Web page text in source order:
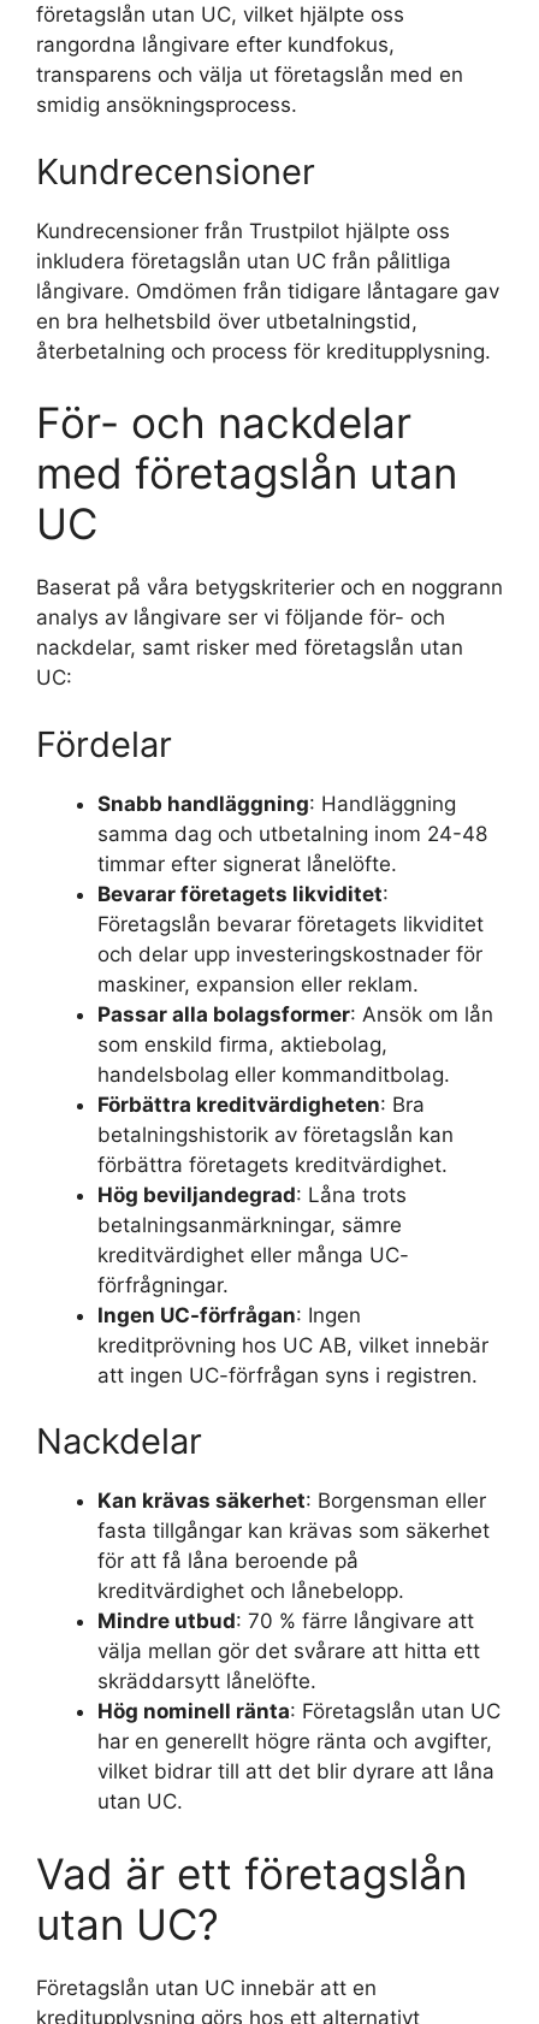
företagslån utan UC, vilket hjälpte oss
rangordna långivare efter kundfokus,
transparens och välja ut företagslån med en
smidig ansökningsprocess.
Kundrecensioner
Kundrecensioner från Trustpilot hjälpte oss
inkludera företagslån utan UC från pålitliga
långivare. Omdömen från tidigare låntagare gav
en bra helhetsbild över utbetalningstid,
återbetalning och process för kreditupplysning.
För- och nackdelar
med företagslån utan
UC
Baserat på våra betygskriterier och en noggrann
analys av långivare ser vi följande för- och
nackdelar, samt risker med företagslån utan
UC:
Fördelar
Snabb handläggning: Handläggning
samma dag och utbetalning inom 24-48
timmar efter signerat lånelöfte.
Bevarar företagets likviditet:
Företagslån bevarar företagets likviditet
och delar upp investeringskostnader för
maskiner, expansion eller reklam.
Passar alla bolagsformer: Ansök om lån
som enskild firma, aktiebolag,
handelsbolag eller kommanditbolag.
Förbättra kreditvärdigheten: Bra
betalningshistorik av företagslån kan
förbättra företagets kreditvärdighet.
Hög beviljandegrad: Låna trots
betalningsanmärkningar, sämre
kreditvärdighet eller många UC-
förfrågningar.
Ingen UC-förfrågan: Ingen
kreditprövning hos UC AB, vilket innebär
att ingen UC-förfrågan syns i registren.
Nackdelar
Kan krävas säkerhet: Borgensman eller
fasta tillgångar kan krävas som säkerhet
för att få låna beroende på
kreditvärdighet och lånebelopp.
Mindre utbud: 70 % färre långivare att
välja mellan gör det svårare att hitta ett
skräddarsytt lånelöfte.
Hög nominell ränta: Företagslån utan UC
har en generellt högre ränta och avgifter,
vilket bidrar till att det blir dyrare att låna
utan UC.
Vad är ett företagslån
utan UC?
Företagslån utan UC innebär att en
kreditupplysning görs hos ett alternativt